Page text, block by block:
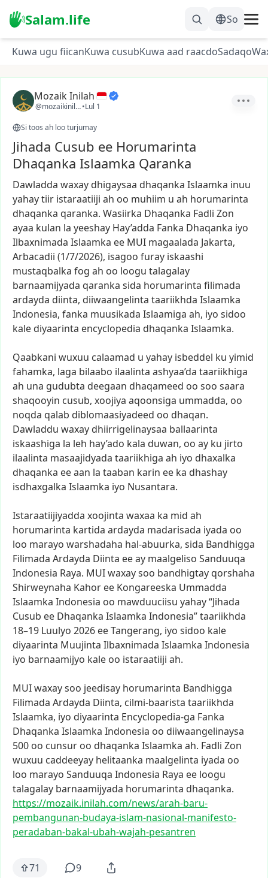
Salam.life So
Kuwa ugu fiicanKuwa cusubKuwa aad raacdoSadaqo
Mozaik Inilah
@mozaikinilah•Lul 1
Si toos ah loo turjumay
Jihada Cusub ee Horumarinta
Dhaqanka Islaamka Qaranka
Dawladda waxay dhigaysaa dhaqanka Islaamka inuu
yahaytiir istaraatiiji ah oo muhiim u ah horumarinta
dhaqanka qaranka. Wasiirka Dhaqanka Fadli Zon
ayaa kulan la yeeshay Hay’adda Fanka Dhaqanka iyo
Ilbaxnimada Islaamka ee MUI magaalada Jakarta,
Arbacadii (1/7/2026), isagoo furay iskaashi
mustaqbalka fog ah oo loogu talagalay
barnaamijyada qaranka sida horumarinta filimada
ardayda diinta, diiwaangelinta taariikhda Islaamka
Indonesia, fanka muusikada Islaamiga ah, iyo sidoo
kale diyaarinta encyclopedia dhaqanka Islaamka.
Qaabkani wuxuu calaamad u yahay isbeddel ku yimid
fahamka, laga bilaabo ilaalinta ashyaa’da taariikhiga
ah una gudubta deegaan dhaqameed oo soo saara
shaqooyin cusub, xoojiya aqoonsiga ummadda, oo
noqda qalab diblomaasiyadeed oo dhaqan.
Dawladdu waxay dhiirrigelinaysaa ballaarinta
iskaashiga la leh hay’ado kala duwan, oo ay ku jirto
ilaalinta masaajidyada taariikhiga ah iyo dhaxalka
dhaqanka eeaan la taaban karin ee ka dhashay
isdhaxgalka Islaamka iyo Nusantara.
Istaraatiijiyadda xoojinta waxaa ka mid ah
horumarinta kartida ardayda madarisada iyada oo
loo marayo warshadaha hal-abuurka, sida Bandhigga
Filimada Ardayda Diinta eeay maalgeliso Sanduuqa
Indonesia Raya. MUIwaxaysoo bandhigtay qorshaha
Shirweynaha Kahor ee Kongareeska Ummadda
Islaamka Indonesia oo mawduuciisu yahay“Jihada
Cusub ee Dhaqanka Islaamka Indonesia”taariikhda
18–19 Luulyo 2026 eeTangerang, iyo sidoo kale
diyaarinta Muujinta Ilbaxnimada Islaamka Indonesia
iyo barnaamijyo kale oo istaraatiiji ah.
MUIwaxaysoo jeedisay horumarinta Bandhigga
Filimada Ardayda Diinta, cilmi-baarista taariikhda
Islaamka, iyo diyaarinta Encyclopedia-ga Fanka
Dhaqanka Islaamka Indonesia oo diiwaangelinaysa
500 oo cunsur oo dhaqanka Islaamka ah. Fadli Zon
wuxuu caddeeyay helitaanka maalgelinta iyada oo
loo marayo Sanduuqa Indonesia Raya ee loogu
talagalay barnaamijyada horumarinta dhaqanka.
https://mozaik.inilah.com/news/arah-baru-
pembangunan-budaya-islam-nasional-manifesto-
peradaban-bakal-ubah-wajah-pesantren
71 9